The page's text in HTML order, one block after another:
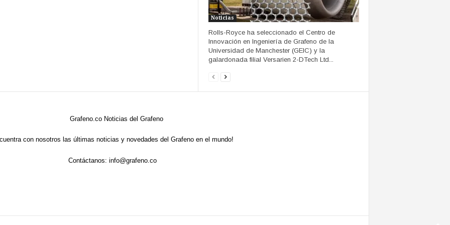
Noticias
Rolls-Royce ha seleccionado el Centro de
Innovación en Ingeniería de Grafeno de la
Universidad de Manchester (GEIC) y la
galardonada filial Versarien 2-DTech Ltd...
con nosotros las últimas noticias y novedades del Grafeno en el mundo!
Contáctanos: info@grafeno.co